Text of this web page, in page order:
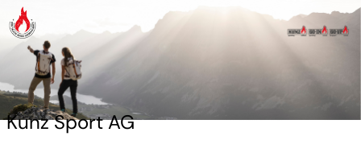
Kunz Sport AG